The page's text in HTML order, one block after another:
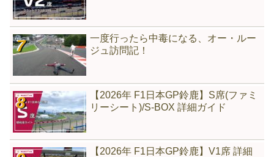
一度行ったら中毒になる、オー・ルー
ジュ訪問記！
【2026年 F1日本GP鈴鹿】S席(ファミ
リーシート)/S-BOX 詳細ガイド
【2026年 F1日本GP鈴鹿】V1席 詳細